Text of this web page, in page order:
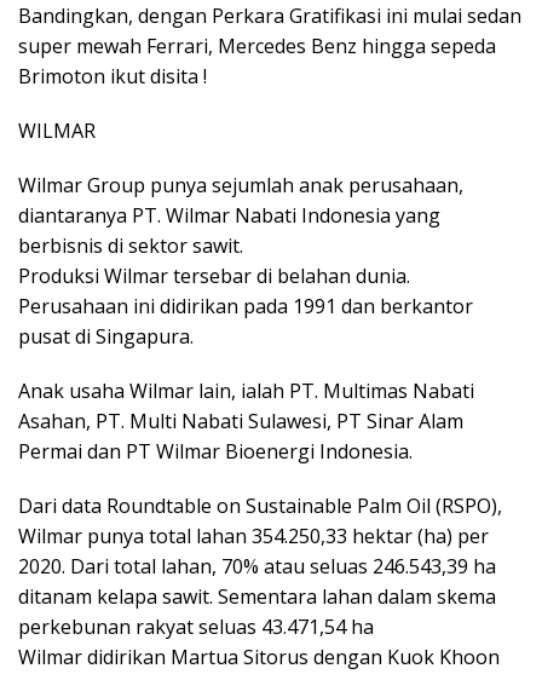
Bandingkan, dengan Perkara Gratifikasi ini mulai sedan
super mewah Ferrari, Mercedes Benz hingga sepeda
Brimoton ikut disita !
WILMAR
Wilmar Group punya sejumlah anak perusahaan,
diantaranya PT. Wilmar Nabati Indonesia yang
berbisnis di sektor sawit.
Produksi Wilmar tersebar di belahan dunia.
Perusahaan ini didirikan pada 1991 dan berkantor
pusat di Singapura.
Anak usaha Wilmar lain, ialah PT. Multimas Nabati
Asahan, PT. Multi Nabati Sulawesi, PT Sinar Alam
Permai dan PT Wilmar Bioenergi Indonesia.
Dari data Roundtable on Sustainable Palm Oil (RSPO),
Wilmar punya total lahan 354.250,33 hektar (ha) per
2020. Dari total lahan, 70% atau seluas 246.543,39 ha
ditanam kelapa sawit. Sementara lahan dalam skema
perkebunan rakyat seluas 43.471,54 ha
Wilmar didirikan Martua Sitorus dengan Kuok Khoon